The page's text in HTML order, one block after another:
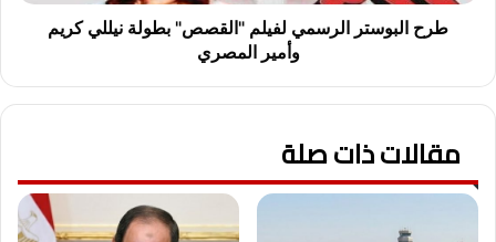
ه
د
ي
ر
ل
ف
طرح البوستر الرسمي لفيلم "القصص" بطولة نيللي كريم
وأمير المصري
مقالات ذات صلة